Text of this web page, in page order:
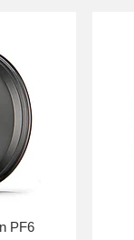
PF6